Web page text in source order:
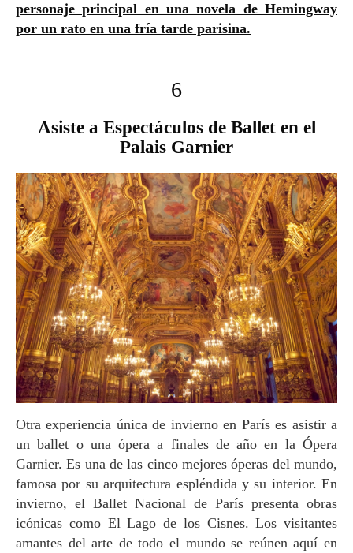
personaje principal en una novela de Hemingway
por un rato en una fría tarde parisina.
6
Asiste a Espectáculos de Ballet en el
Palais Garnier
Otra experiencia única de invierno en París es asistir a
un ballet o una ópera a finales de año en la Ópera
Garnier. Es una de las cinco mejores óperas del mundo,
famosa por su arquitectura espléndida y su interior. En
invierno, el Ballet Nacional de París presenta obras
icónicas como El Lago de los Cisnes. Los visitantes
amantes del arte de todo el mundo se reúnen aquí en